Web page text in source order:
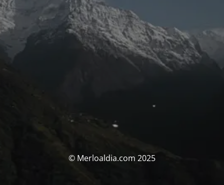
© Merloaldia.com 2025